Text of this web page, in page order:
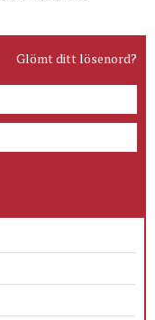
Glömt ditt lösenord?